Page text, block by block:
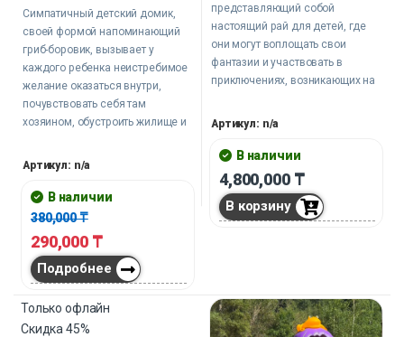
Симпатичный детский домик,
своей формой напоминающий
гриб-боровик, вызывает у
каждого ребенка неистребимое
желание оказаться внутри,
почувствовать себя там
хозяином, обустроить жилище и
Артикул: n/a
В наличии
380,000₸
290,000 ₸
Подробнее
представляющий собой
настоящий рай для детей, где
они могут воплощать свои
фантазии и участвовать в
приключениях, возникающих на
безопасность, объединенные
воедино.
Артикул: n/a
В наличии
4,800,000 ₸
В корзину
Только офлайн
Скидка45%